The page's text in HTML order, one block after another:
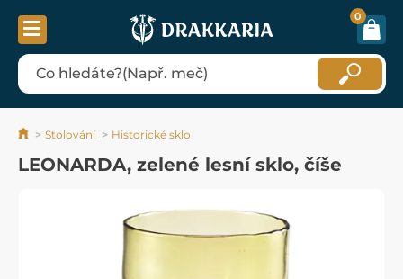
0
Stolování Historické sklo
LEONARDA, zelené lesní sklo, číše